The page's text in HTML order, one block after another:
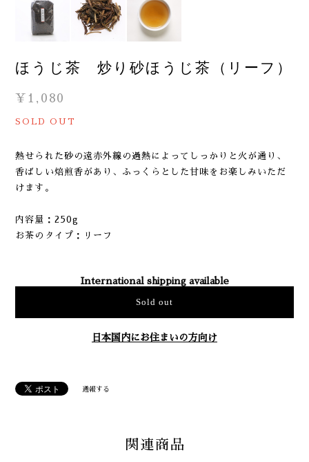
ほうじ茶 炒り砂ほうじ茶（リーフ）
¥1,080
SOLD OUT
熱せられた砂の遠赤外線の過熱によってしっかりと火が通り、
香ばしい焙煎香があり、ふっくらとした甘味をお楽しみいただ
けます。
内容量：250g
お茶のタイプ：リーフ
International shipping available
Sold out
日本国内にお住まいの方向け
通報する
関連商品